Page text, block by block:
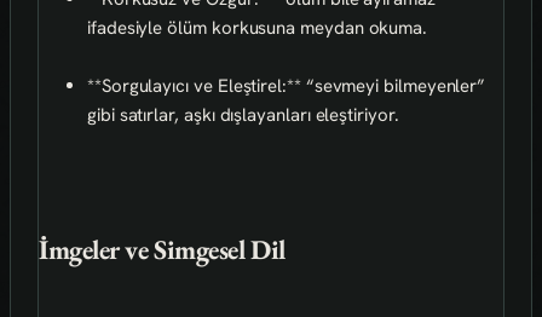
ifadesiyle ölüm korkusuna meydan okuma.
**Sorgulayıcı ve Eleştirel:** “sevmeyi bilmeyenler”
gibi satırlar, aşkı dışlayanları eleştiriyor.
İmgeler ve Simgesel Dil